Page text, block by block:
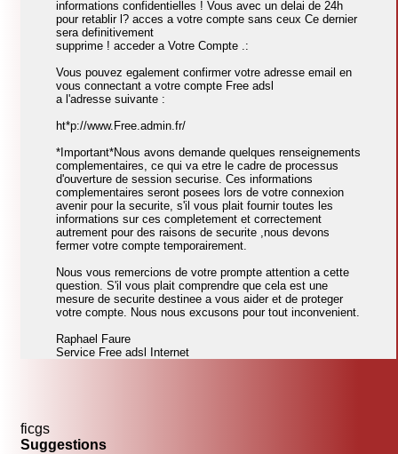
informations confidentielles ! Vous avec un delai de 24h
pour retablir l? acces a votre compte sans ceux Ce dernier
sera definitivement
supprime ! acceder a Votre Compte .:
Vous pouvez egalement confirmer votre adresse email en
vous connectant a votre compte Free adsl
a l'adresse suivante :
ht*p://www.Free.admin.fr/
*Important*Nous avons demande quelques renseignements
complementaires, ce qui va etre le cadre de processus
d'ouverture de session securise. Ces informations
complementaires seront posees lors de votre connexion
avenir pour la securite, s'il vous plait fournir toutes les
informations sur ces completement et correctement
autrement pour des raisons de securite ,nous devons
fermer votre compte temporairement.
Nous vous remercions de votre prompte attention a cette
question. S'il vous plait comprendre que cela est une
mesure de securite destinee a vous aider et de proteger
votre compte. Nous nous excusons pour tout inconvenient.
Raphael Faure
Service Free adsl Internet
ficgs
Suggestions